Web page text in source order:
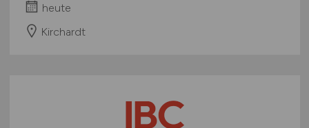
heute
Kirchardt